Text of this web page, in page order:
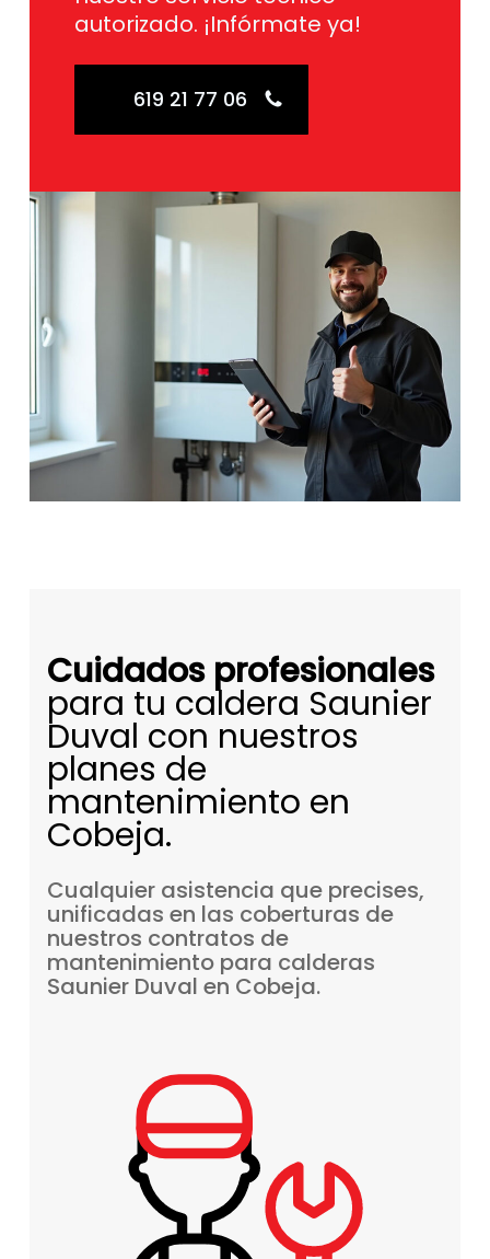
autorizado. ¡Infórmate ya!
619 21 77 06
Cuidados profesionales
para tu caldera Saunier
Duval con nuestros
planes de
mantenimiento en
Cobeja.
Cualquier asistencia que precises,
unificadas en las coberturas de
nuestros contratos de
mantenimiento para calderas
Saunier Duval en Cobeja.